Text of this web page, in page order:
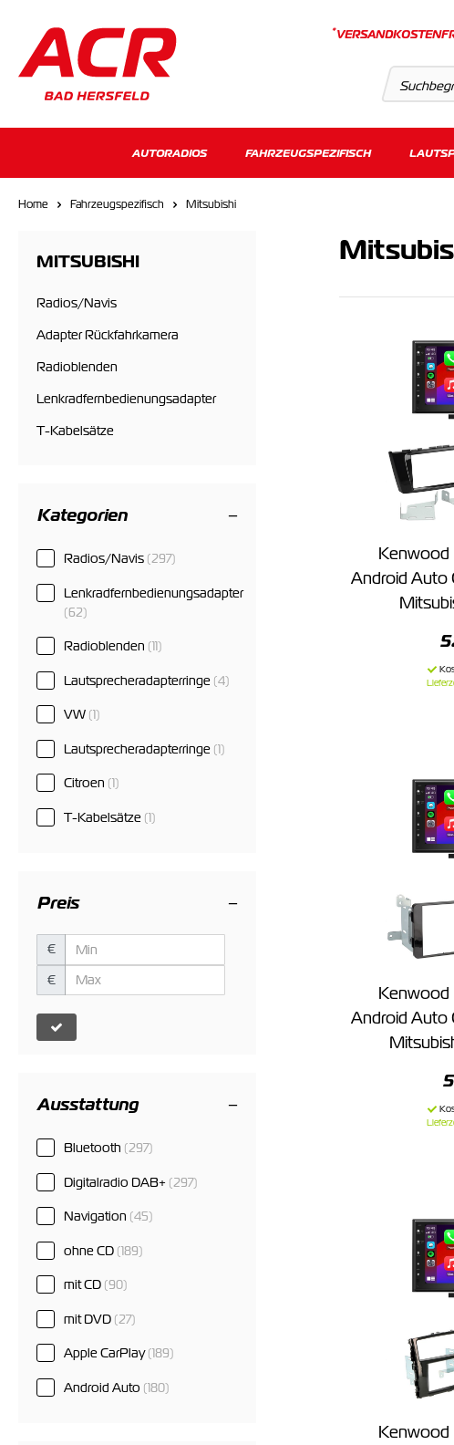
*
AUTORADIOS FAHRZEUGSPEZIFISCH
Home Fahrzeugspezifisch Mitsubishi
MITSUBISHI
Radioblenden
Lenkradfernbedienungsadapter
T-Kabelsätze
Radios/Navis
Adapter Rückfahrkamera
Kategorien
Radios/Navis (297)
Lenkradfernbedienungsadapter
(62)
Radioblenden (11)
Lautsprecheradapterringe (4)
VW (1)
Lautsprecheradapterringe (1)
Citroen (1)
T-Kabelsätze (1)
Preis
€
€
Ausstattung
Bluetooth (297)
Digitalradio DAB+ (297)
Navigation (45)
ohne CD (189)
mit CD (90)
mit DVD (27)
Apple CarPlay(189)
Android Auto (180)
Android Auto
Android Auto